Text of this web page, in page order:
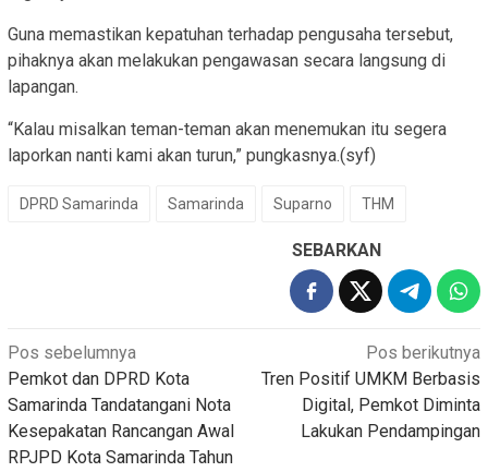
Guna memastikan kepatuhan terhadap pengusaha tersebut,
pihaknya akan melakukan pengawasan secara langsung di
lapangan.
“Kalau misalkan teman-teman akan menemukan itu segera
laporkan nanti kami akan turun,” pungkasnya.(syf)
DPRD Samarinda Samarinda Suparno THM
SEBARKAN
Navigasi
pos
Pos sebelumnya
Pemkot dan DPRD Kota
Samarinda Tandatangani Nota
Kesepakatan Rancangan Awal
RPJPD Kota Samarinda Tahun
Pos berikutnya
Tren Positif UMKM Berbasis
Digital, Pemkot Diminta
Lakukan Pendampingan